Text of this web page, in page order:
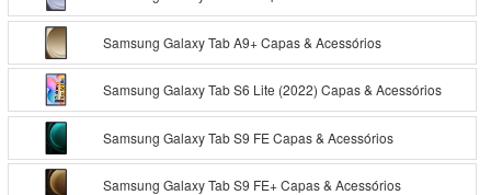
Samsung Galaxy Tab A9+ Capas & Acessórios
Samsung Galaxy Tab S6 Lite (2022) Capas & Acessórios
Samsung Galaxy Tab S9 FE Capas & Acessórios
Samsung Galaxy Tab S9 FE+ Capas & Acessórios